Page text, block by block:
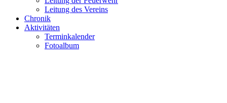
Leitung des Vereins
Chronik
Aktivitäten
Terminkalender
Fotoalbum